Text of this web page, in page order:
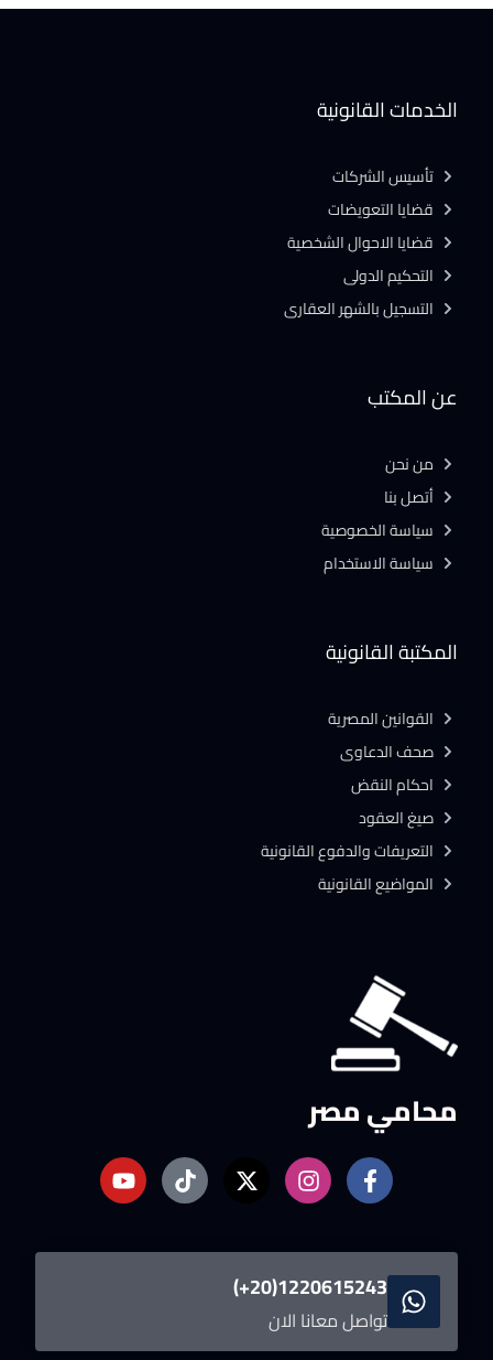
محامي مصر
1220615243(20+)
تواصل معانا الان
المكتبة القانونية
القوانين المصرية
صحف الدعاوى
احكام النقض
صيغ العقود
التعريفات والدفوع القانونية
المواضيع القانونية
عن المكتب
من نحن
أتصل بنا
سياسة الخصوصية
سياسة الاستخدام
الخدمات القانونية
تأسيس الشركات
قضايا التعويضات
قضايا الاحوال الشخصية
التحكيم الدولى
التسجيل بالشهر العقارى